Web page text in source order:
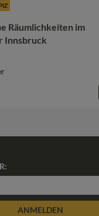
Räumlichkeiten im
Innsbruck
ANMELDEN